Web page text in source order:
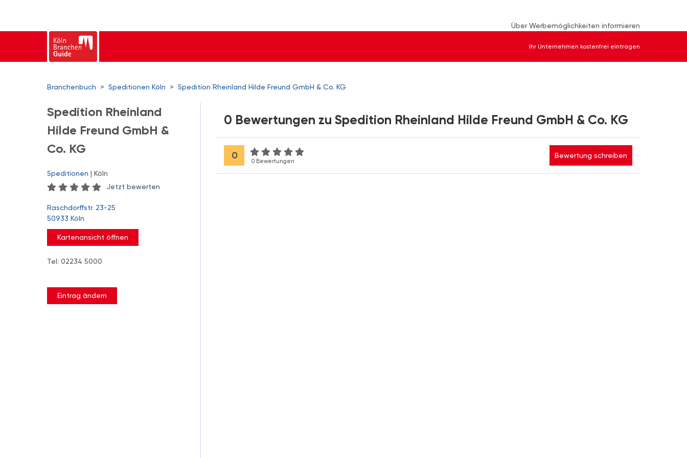
Über Werbemöglichkeiten informieren
Ihr Unternehmen kostenfrei eintragen
Branchenbuch > Speditionen Köln > Spedition Rheinland Hilde Freund GmbH & Co. KG
Spedition Rheinland
Hilde Freund GmbH &
Co. KG
Speditionen | Köln
Jetzt bewerten
Raschdorffstr. 23-25
50933 Köln
Kartenansicht öffnen
Tel: 02234 5000
Eintrag ändern
0 Bewertungen zu Spedition Rheinland Hilde Freund GmbH & Co. KG
0
0 Bewertungen
Bewertung schreiben